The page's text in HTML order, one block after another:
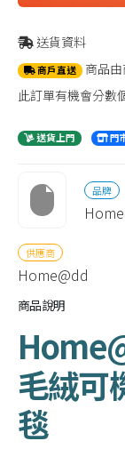
送貨資料
商戶直送 商品由
此訂單有機會分數
送貨上門 門
品牌
供應商
Home@dd
商品說明
毛絨可
毯